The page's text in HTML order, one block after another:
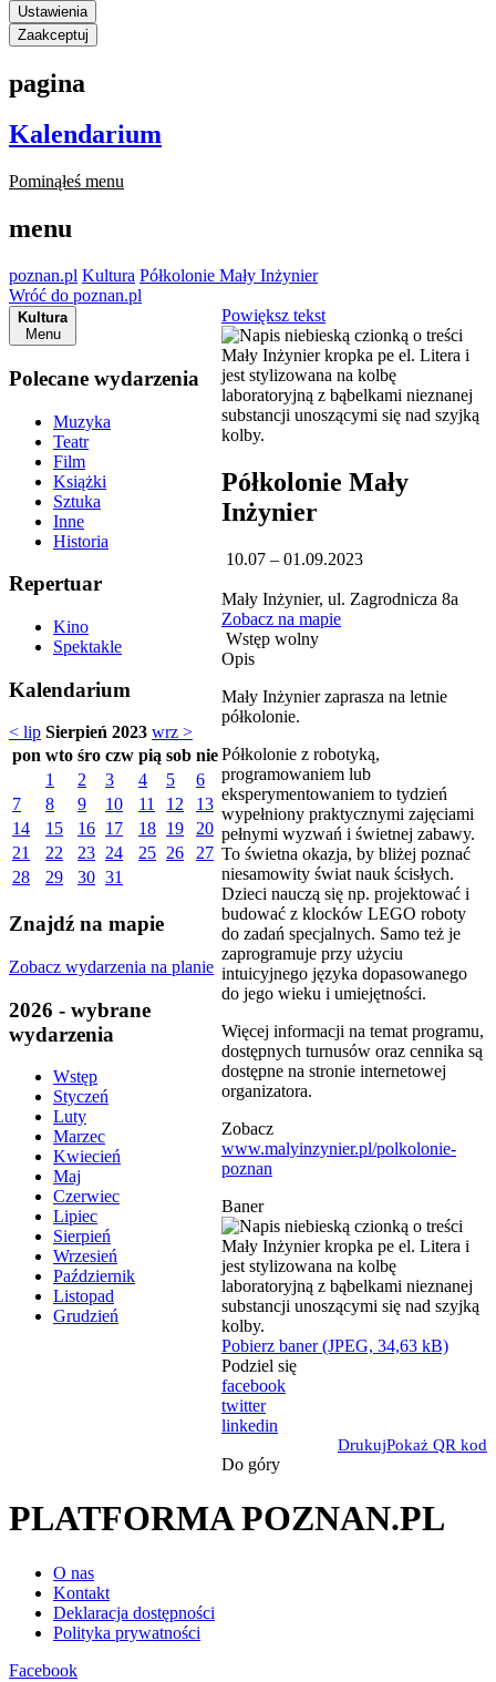
Ustawienia
Zaakceptuj
pagina
Kalendarium
Pominąłeś menu
menu
poznan.pl Kultura Półkolonie Mały Inżynier
Wróć do poznan.pl
Kultura
Menu
Polecane wydarzenia
Muzyka
Teatr
Film
Książki
Sztuka
Inne
Historia
Repertuar
Kino
Spektakle
Kalendarium
< lip Sierpień 2023 wrz >
pon wto śro czw pią sob nie
1
2 3 4 5
6
7
8 9 10 11 12
13
14
15 16 17 18 19
20
21
22 23 24 25 26
27
28
29 30 31
Znajdź na mapie
Zobacz wydarzenia na planie
2026 - wybrane
wydarzenia
Wstęp
Styczeń
Luty
Marzec
Kwiecień
Maj
Czerwiec
Lipiec
Sierpień
Wrzesień
Październik
Listopad
Grudzień
Powiększ tekst
Półkolonie Mały
Inżynier
10.07 – 01.09.2023
Mały Inżynier, ul. Zagrodnicza 8a
Zobacz na mapie
Wstęp wolny
Opis
Mały Inżynier zaprasza na letnie
półkolonie.
Półkolonie z robotyką,
programowaniem lub
eksperymentowaniem to tydzień
wypełniony praktycznymi zajęciami
pełnymi wyzwań i świetnej zabawy.
To świetna okazja, by bliżej poznać
niesamowity świat nauk ścisłych.
Dzieci nauczą się np. projektować i
budować z klocków LEGO roboty
do zadań specjalnych. Samo też je
zaprogramuje przy użyciu
intuicyjnego języka dopasowanego
do jego wieku i umiejętności.
Więcej informacji na temat programu,
dostępnych turnusów oraz cennika są
dostępne na stronie internetowej
organizatora.
Zobacz
www.malyinzynier.pl/polkolonie-
poznan
Baner
Pobierz baner (JPEG, 34,63 kB)
Podziel się
facebook
twitter
linkedin
DrukujPokaż QR kod
Do góry
PLATFORMA POZNAN.PL
O nas
Kontakt
Deklaracja dostępności
Polityka prywatności
Facebook